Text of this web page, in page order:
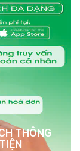
THÔNG